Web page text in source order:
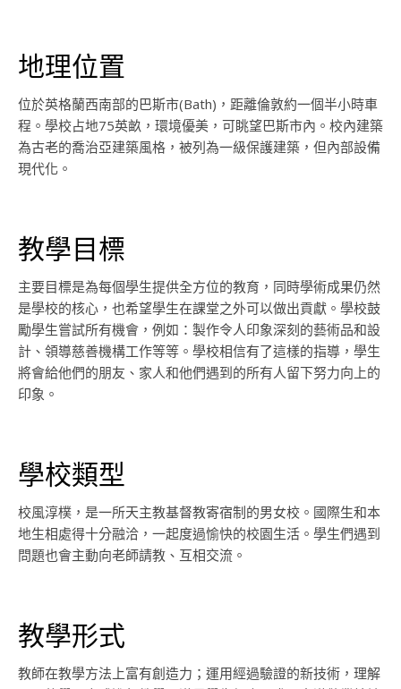
地理位置
位於英格蘭西南部的巴斯市(Bath)，距離倫敦約一個半小時車
程。學校占地75英畝，環境優美，可眺望巴斯市內。校內建築
為古老的喬治亞建築風格，被列為一級保護建築，但內部設備
現代化。
教學目標
主要目標是為每個學生提供全方位的教育，同時學術成果仍然
是學校的核心，也希望學生在課堂之外可以做出貢獻。學校鼓
勵學生嘗試所有機會，例如：製作令人印象深刻的藝術品和設
計、領導慈善機構工作等等。學校相信有了這樣的指導，學生
將會給他們的朋友、家人和他們遇到的所有人留下努力向上的
印象。
學校類型
校風淳樸，是一所天主教基督教寄宿制的男女校。國際生和本
地生相處得十分融洽，一起度過愉快的校園生活。學生們遇到
問題也會主動向老師請教、互相交流。
教學形式
教師在教學方法上富有創造力；運用經過驗證的新技術，理解